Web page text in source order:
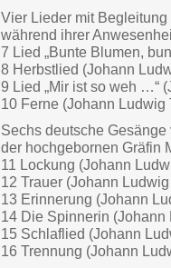
Vier Lieder mit
während ihrer
7 Lied „Bunte Blumen,
8 Herbstlied (Johann
9 Lied „Mir ist so weh …“
10 Ferne (Johann Ludwig
Sechs deutsche
der hochgebornen Gräfin
11 Lockung (Johann
12 Trauer (Johann
13 Erinnerung (Johann
14 Die Spinnerin (Johann
15 Schlaflied (Johann
16 Trennung (Johann